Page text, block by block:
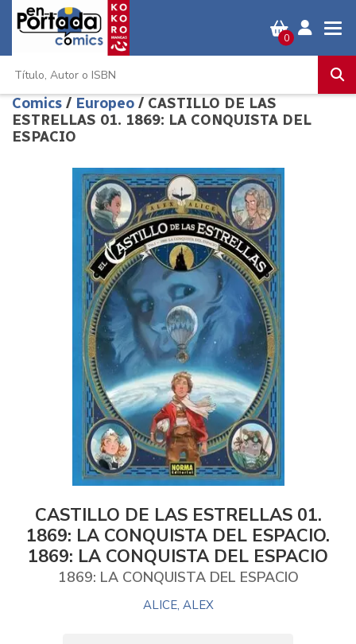
0
Comics / Europeo / CASTILLO DE LAS
ESTRELLAS 01. 1869: LA CONQUISTA DEL
ESPACIO
CASTILLO DE LAS ESTRELLAS 01.
1869: LA CONQUISTA DEL ESPACIO.
1869: LA CONQUISTA DEL ESPACIO
1869: LA CONQUISTA DEL ESPACIO
ALICE, ALEX